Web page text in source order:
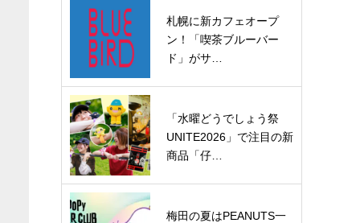
札幌に新カフェオープ
ン！「喫茶ブルーバー
ド」がサ…
「水曜どうでしょう祭
UNITE2026」で注目の新
商品「仔…
梅田の夏はPEANUTS一